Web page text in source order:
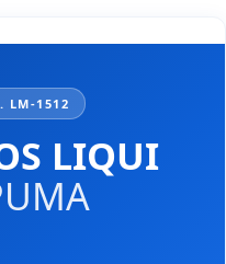
LM-1512
LIQUI